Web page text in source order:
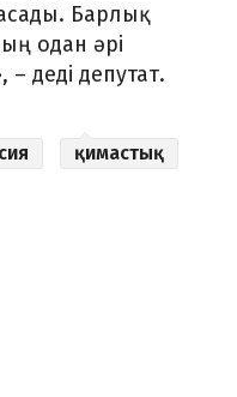
Барлық
одан әрі
деді депутат.
қимастық